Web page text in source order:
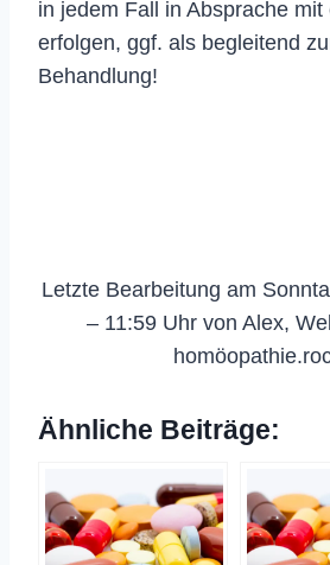
in jedem Fall in Absprache mit
erfolgen, ggf. als begleitend
Behandlung!
Letzte Bearbeitung am
– 11:59 Uhr von Alex,
Ähnliche Beiträge: